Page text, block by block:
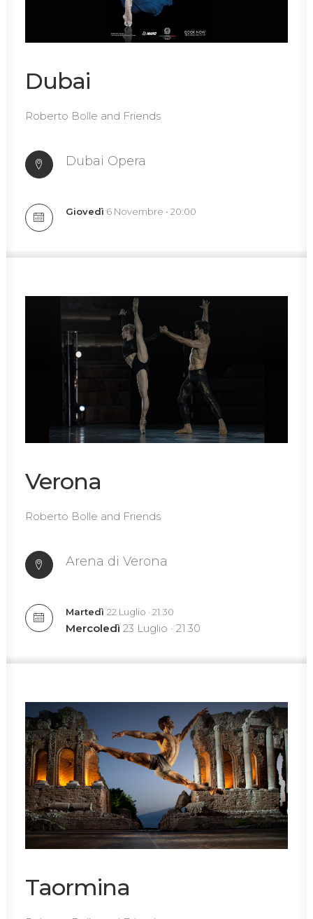
Dubai
Roberto Bolle and Friends
Dubai Opera
Giovedì 6 Novembre • 20:00
Verona
Roberto Bolle and Friends
Arena di Verona
Martedì 22 Luglio · 21.30
Mercoledì 23 Luglio · 21.30
Taormina